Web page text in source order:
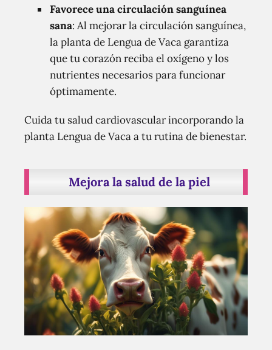
Favorece una circulación sanguínea
sana: Al mejorar la circulación sanguínea,
la planta de Lengua de Vaca garantiza
que tu corazón reciba el oxígeno y los
nutrientes necesarios para funcionar
óptimamente.
Cuida tu salud cardiovascular incorporando la
planta Lengua de Vaca a tu rutina de bienestar.
Mejora la salud de la piel